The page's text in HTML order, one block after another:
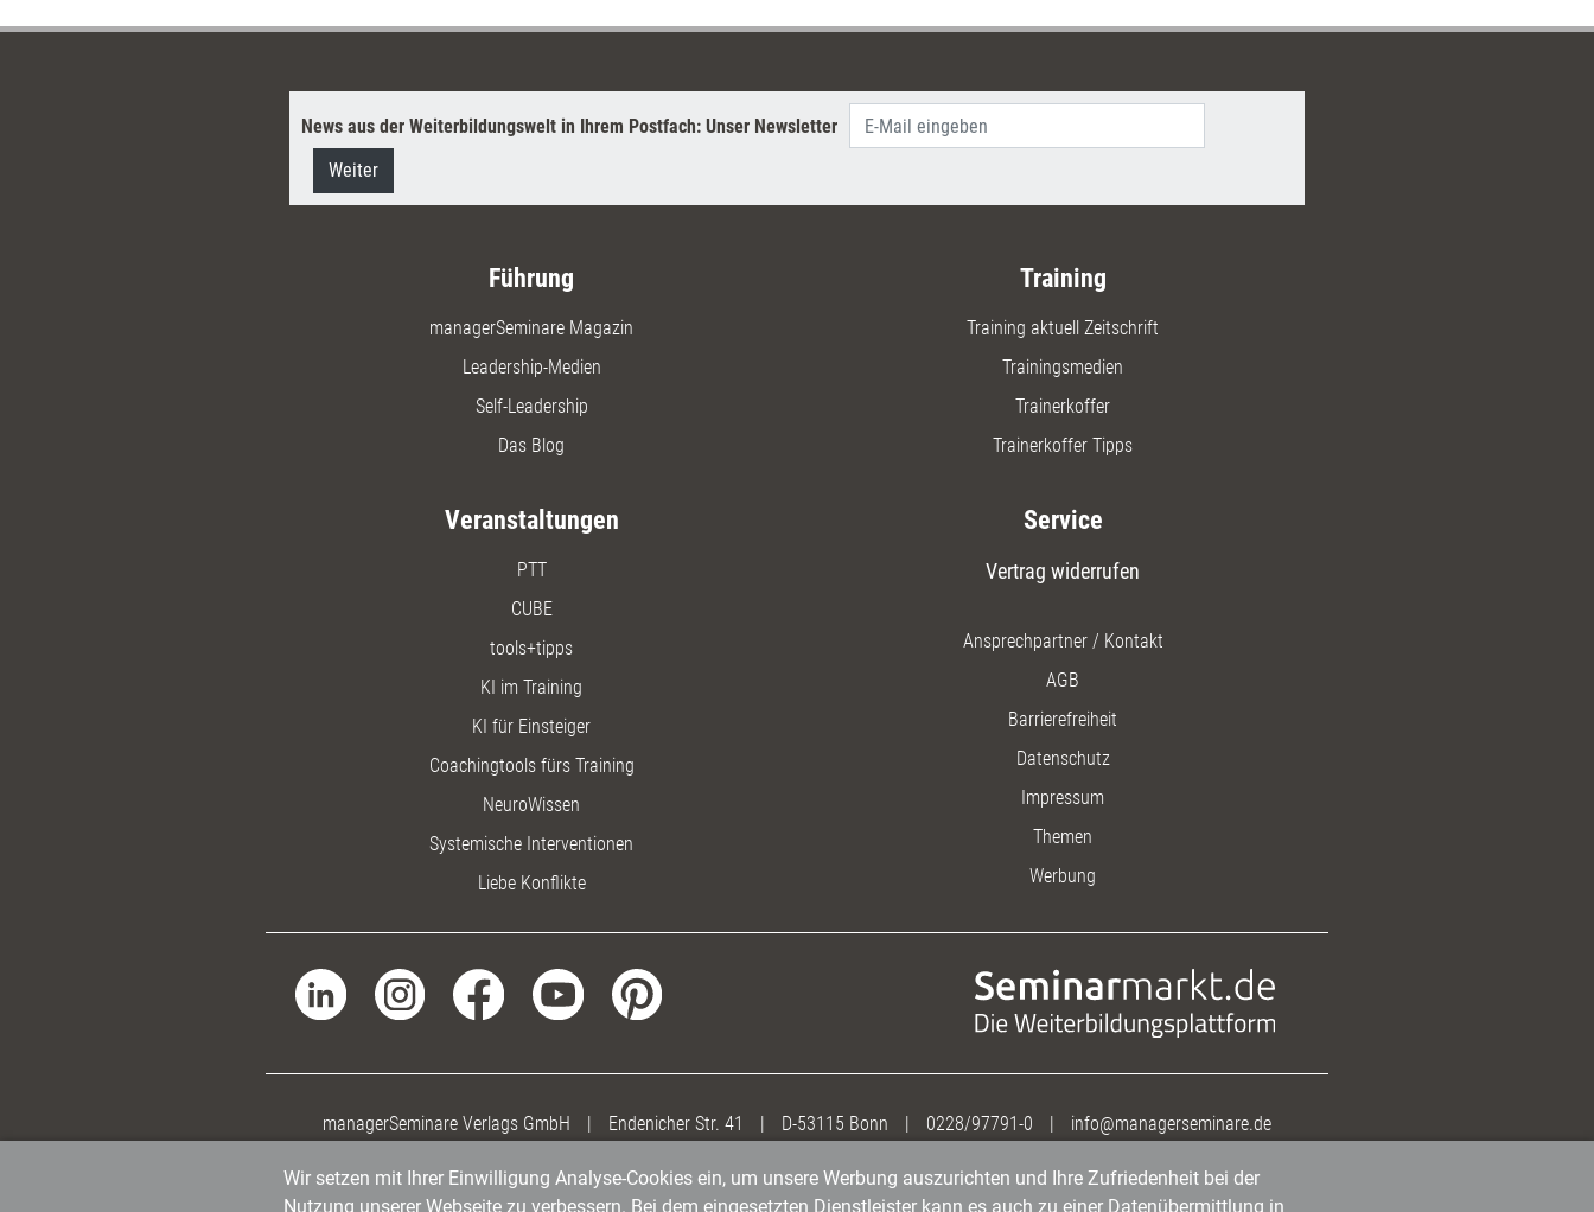
News aus der Weiterbildungswelt in Ihrem Postfach: Unser Newsletter
Weiter
Führung
managerSeminare Magazin
Leadership-Medien
Self-Leadership
Das Blog
Training
Training aktuell Zeitschrift
Trainingsmedien
Trainerkoffer
Trainerkoffer Tipps
Veranstaltungen
PTT
CUBE
tools+tipps
KI im Training
KI für Einsteiger
Coachingtools fürs Training
NeuroWissen
Systemische Interventionen
Liebe Konflikte
Service
Vertrag widerrufen
Ansprechpartner / Kontakt
AGB
Barrierefreiheit
Datenschutz
Impressum
Themen
Werbung
managerSeminare Verlags GmbH | Endenicher Str. 41 | D-53115 Bonn | 0228/97791-0 | info@managerseminare.de
Wir setzen mit Ihrer Einwilligung Analyse-Cookies ein, um unsere Werbung auszurichten und Ihre Zufriedenheit bei der
Nutzung unserer Webseite zu verbessern. Bei dem eingesetzten Dienstleister kann es auch zu einer Datenübermittlung in